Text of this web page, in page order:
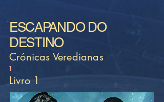
ESCAPANDO DO
DESTINO
Crónicas Veredianas
1
Livro 1